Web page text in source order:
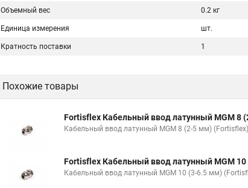
Объемный вес 0.2 кг
Единица измерения шт.
Кратность поставки 1
Похожие товары
Fortisflex Кабельный ввод латунный МGM 8
Кабельный ввод латунный МGM 8 (2-5 мм) (Fortisflex)
Fortisflex Кабельный ввод латунный МGM
Кабельный ввод латунный МGM 10 (3-6.5 мм)